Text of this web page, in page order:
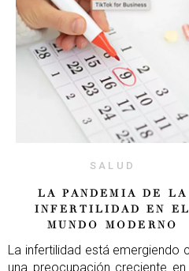
SALUD
LA PANDEMIA DE LA
INFERTILIDAD EN EL
MUNDO MODERNO
La infertilidad está emergiendo
una preocupación creciente